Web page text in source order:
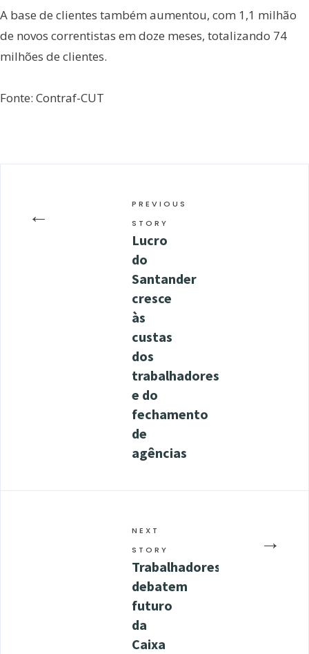
A base de clientes também aumentou, com 1,1 milhão
de novos correntistas em doze meses, totalizando 74
milhões de clientes.
Fonte: Contraf-CUT
←
PREVIOUS
STORY
Lucro
do
Santander
cresce
às
custas
dos
trabalhadores
e do
fechamento
de
agências
→
NEXT
STORY
Trabalhadores
debatem
futuro
da
Caixa